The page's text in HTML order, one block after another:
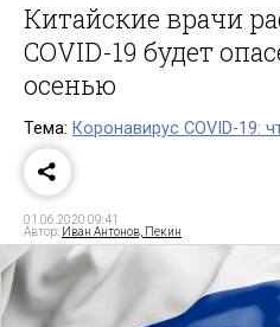
Китайские врачи
COVID-19 будет
осенью
Тема: Коронавирус COVID-19:
01.06.2020 09:41
Автор: Иван Антонов, Пекин